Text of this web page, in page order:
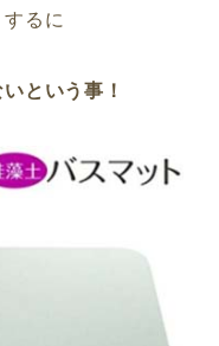
るに
という事！